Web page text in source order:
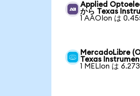
Applied
から Texas
1 AAOIon は
MercadoLibre
Texas
1 MELIon は